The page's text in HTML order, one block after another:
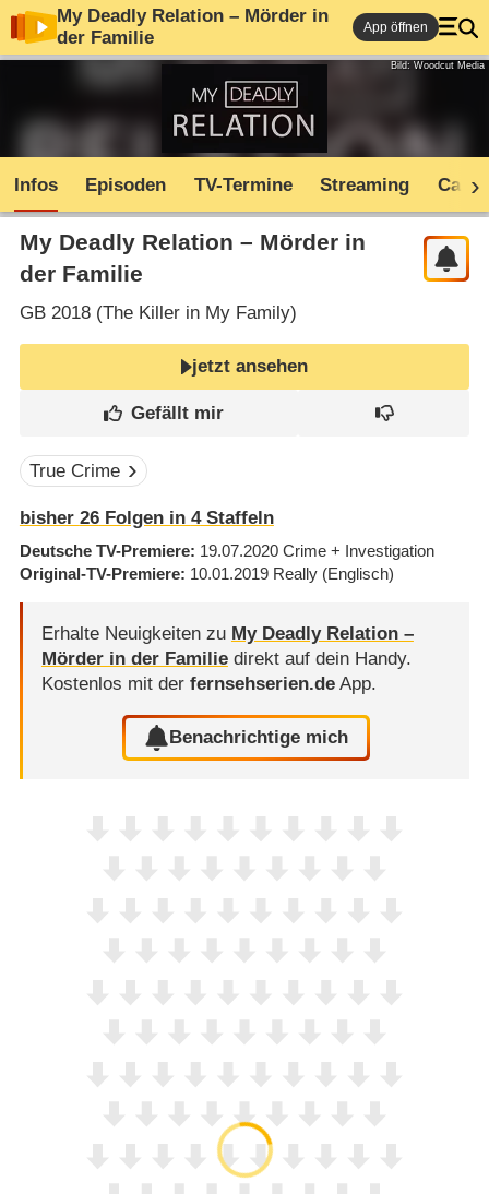
My Deadly Relation – Mörder in
der Familie
App öffnen
Bild: Woodcut Media
Infos Episoden TV-Termine Streaming Cast
My Deadly Relation – Mörder in
der Familie
GB2018 (The Killer in My Family)
jetzt ansehen
True Crime
bisher 26Folgen in 4Staffeln
Deutsche TV-Premiere 19.07.2020 Crime + Investigation
Original-TV-Premiere 10.01.2019 Really (Englisch)
Erhalte Neuigkeiten zu My Deadly Relation –
Mörder in der Familiedirekt auf dein Handy.
Kostenlos mit der fernsehserien.deApp.
Benachrichtige mich